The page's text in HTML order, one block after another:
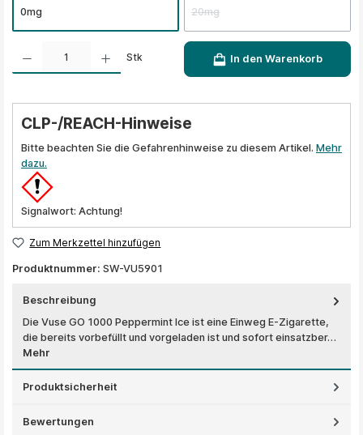
0mg 20mg
Produkt Anzahl: Gib den gewünschten Wert ein oder benutze die Schaltflächen um die
Stk In den Warenkorb
CLP-/REACH-Hinweise
Bitte beachten Sie die Gefahrenhinweise zu diesem Artikel. Mehr
dazu.
Signalwort: Achtung!
Zum Merkzettel hinzufügen
Produktnummer: SW-VU5901
Beschreibung
Die Vuse GO 1000 Peppermint Ice ist eine Einweg E-Zigarette,
die bereits vorbefüllt und vorgeladen ist und sofort einsatzber…
Mehr
Produktsicherheit
Bewertungen